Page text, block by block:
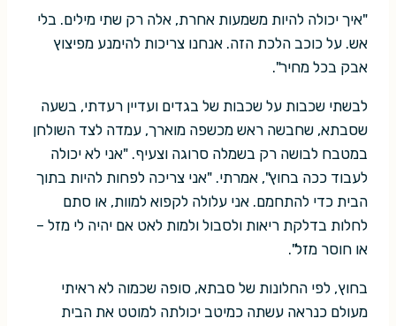
"איך יכולה להיות משמעות אחרת, אלה רק שתי מילים. בלי
אש. על כוכב הלכת הזה. אנחנו צריכות להימנע מפיצוץ
אבק בכל מחיר".
לבשתי שכבות על שכבות של בגדים ועדיין רעדתי, בשעה
שסבתא, שחבשה ראש מכשפה מוארך, עמדה לצד השולחן
במטבח לבושה רק בשמלה סרוגה וצעיף. "אני לא יכולה
לעבוד ככה בחוץ", אמרתי. "אני צריכה לפחות להיות בתוך
הבית כדי להתחמם. אני עלולה לקפוא למוות, או סתם
לחלות בדלקת ריאות ולסבול ולמות לאט אם יהיה לי מזל –
או חוסר מזל".
בחוץ, לפי החלונות של סבתא, סופה שכמוה לא ראיתי
מעולם כנראה עשתה כמיטב יכולתה למוטט את הבית